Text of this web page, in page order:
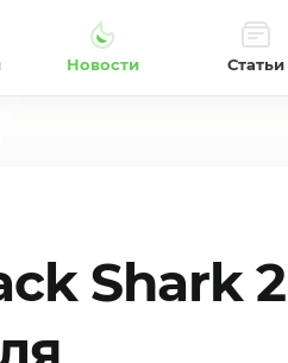
Новости Статьи
Shark